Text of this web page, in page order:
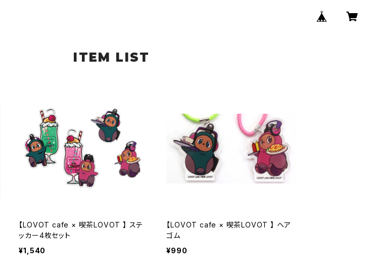
ITEM LIST
【LOVOT cafe × 喫茶LOVOT 】 ステ
ッカー4枚セット
¥1,540
【LOVOT cafe × 喫茶LOVOT 】 ヘア
ゴム
¥990